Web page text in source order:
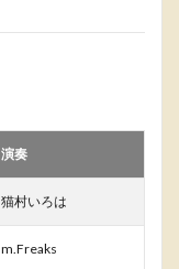
演奏
猫村いろは
m.Freaks